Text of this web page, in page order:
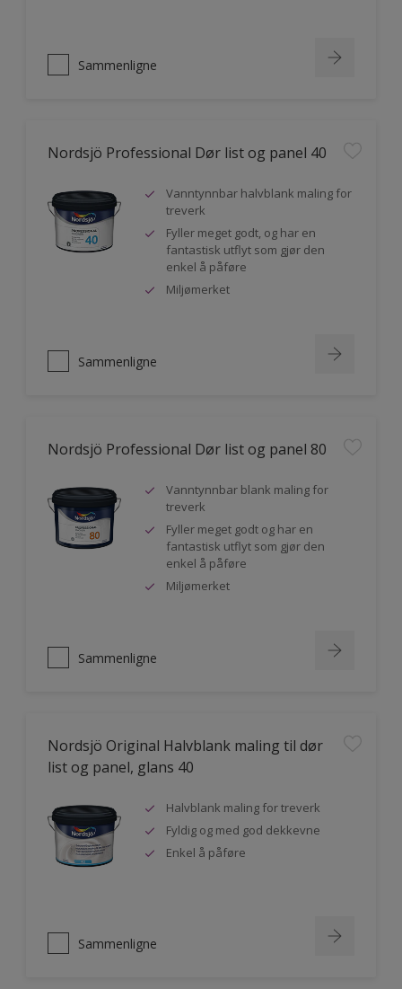
Sammenligne
Nordsjö Professional Dør list og panel 40
Vanntynnbar halvblank maling for
treverk
Fyller meget godt, og har en
fantastisk utflyt som gjør den
enkel å påføre
Miljømerket
Sammenligne
Nordsjö Professional Dør list og panel 80
Vanntynnbar blank maling for
treverk
Fyller meget godt og har en
fantastisk utflyt som gjør den
enkel å påføre
Miljømerket
Sammenligne
Nordsjö Original Halvblank maling til dør
list og panel, glans 40
Halvblank maling for treverk
Fyldig og med god dekkevne
Enkel å påføre
Sammenligne